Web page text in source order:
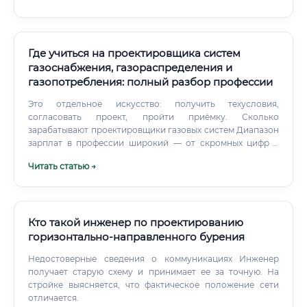
Где учиться на проектировщика систем
газоснабжения, газораспределения и
газопотребления: полный разбор профессии
Это отдельное искусство: получить техусловия,
согласовать проект, пройти приёмку. Сколько
зарабатывают проектировщики газовых систем Диапазон
зарплат в профессии широкий — от скромных цифр у
специалистов с портфолио сложных объектов.
Читать статью →
Кто такой инженер по проектированию
горизонтально-направленного бурения
Недостоверные сведения о коммуникациях Инженер
получает старую схему и принимает ее за точную. На
стройке выясняется, что фактическое положение сети
отличается.